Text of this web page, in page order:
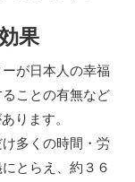
果
が日本人の幸福
ことの有無など
ります。
多くの時間・労
とらえ、約３６